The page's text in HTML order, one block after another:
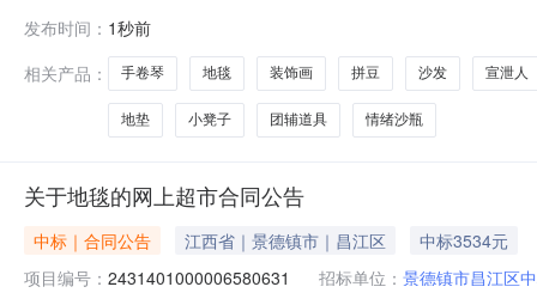
江宁区东山街道金源路8号2幢1216室联系方式：
发布时间： 1秒前
相关产品：
手卷琴 地毯 装饰画 拼豆 沙发 宣泄人
地垫 小凳子 团辅道具 情绪沙瓶
关于地毯的网上超市合同公告
中标｜合同公告 江西省｜景德镇市｜昌江区
中标3534元
项目编号： 2431401000006580631 招标单位： 景德镇市昌江区